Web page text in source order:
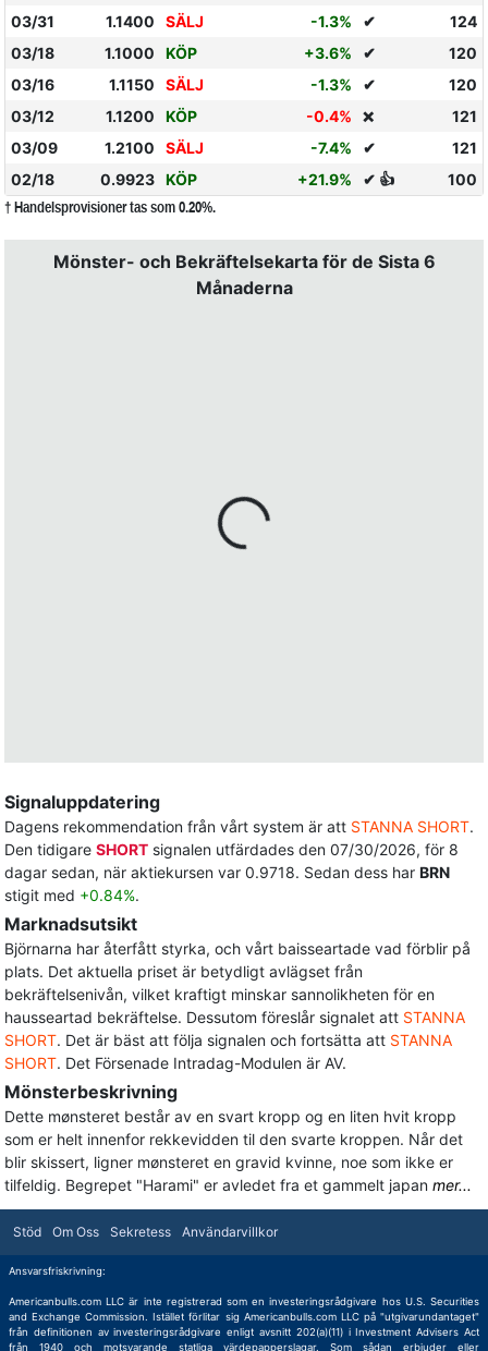
03/31
1.1400 SÄLJ -1.3% ✔
124
03/18
1.1000 KÖP +3.6% ✔
120
03/16
1.1150 SÄLJ -1.3% ✔
120
03/12
1.1200 KÖP -0.4% ❌
121
03/09
1.2100 SÄLJ -7.4% ✔
121
02/18
0.9923 KÖP +21.9% ✔ 👍 100
† Handelsprovisioner tas som 0.20%.
Mönster- och Bekräftelsekarta för de Sista 6
Månaderna
Signaluppdatering
Dagens rekommendation från vårt system är att STANNA SHORT.
Den tidigare SHORT signalen utfärdades den 07/30/2026, för 8
dagar sedan, när aktiekursen var 0.9718. Sedan dess har BRN
stigit med +0.84%.
Marknadsutsikt
Björnarna har återfått styrka, och vårt baisseartade vad förblir på
plats. Det aktuella priset är betydligt avlägset från
bekräftelsenivån, vilket kraftigt minskar sannolikheten för en
hausseartad bekräftelse. Dessutom föreslår signalet att STANNA
SHORT. Det är bäst att följa signalen och fortsätta att STANNA
SHORT. Det Försenade Intradag-Modulen är AV.
Mönsterbeskrivning
Dette mønsteret består av en svart kropp og en liten hvit kropp
som er helt innenfor rekkevidden til den svarte kroppen. Når det
blir skissert, ligner mønsteret en gravid kvinne, noe som ikke er
tilfeldig. Begrepet "Harami" er avledet fra et gammelt japan mer...
Stöd Om Oss Sekretess Användarvillkor
Ansvarsfriskrivning:
Americanbulls.com LLC är inte registrerad som en investeringsrådgivare hos U.S. Securities
and Exchange Commission. Istället förlitar sig Americanbulls.com LLC på "utgivarundantaget"
från definitionen av investeringsrådgivare enligt avsnitt 202(a)(11) i Investment Advisers Act
från 1940 och motsvarande statliga värdepapperslagar. Som sådan erbjuder eller